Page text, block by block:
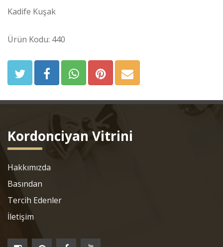
Kadife Kuşak
Ürün Kodu: 440
Kordonciyan Vitrini
Hakkımızda
Basından
Tercih Edenler
İletişim